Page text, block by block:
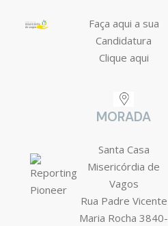
Faça aqui a sua
Candidatura
Clique aqui
MORADA
Santa Casa
Misericórdia de
Vagos
Rua Padre Vicente
Maria Rocha 3840-